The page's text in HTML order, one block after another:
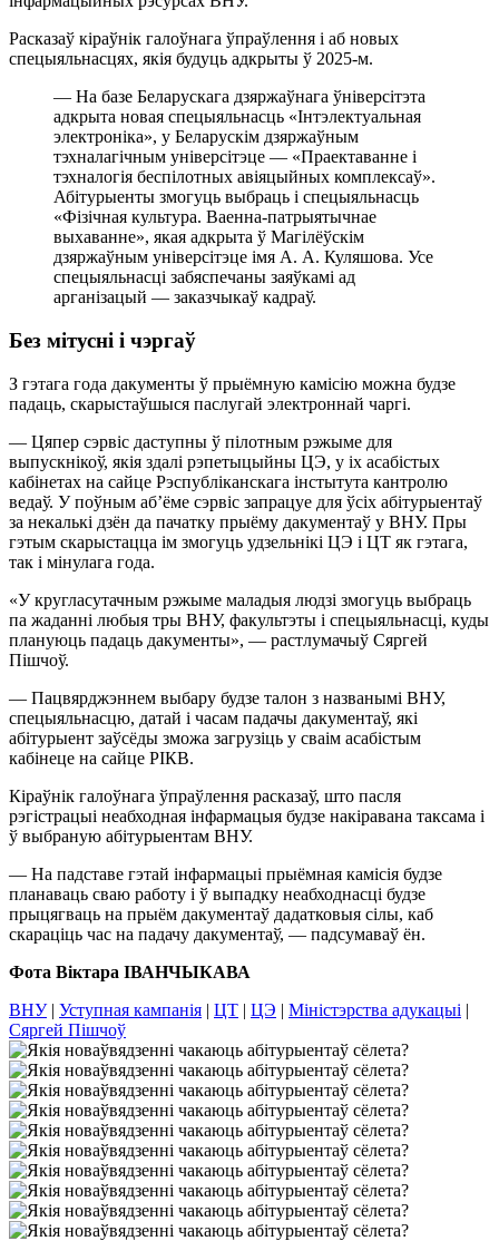
Расказаў кіраўнік галоўнага ўпраўлення і аб новых
спецыяльнасцях, якія будуць адкрыты ў 2025-м.
— На базе Беларускага дзяржаўнага ўніверсітэта
адкрыта новая спецыяльнасць «Інтэлектуальная
электроніка», у Беларускім дзяржаўным
тэхналагічным універсітэце — «Праектаванне і
тэхналогія беспілотных авіяцыйных комплексаў».
Абітурыенты змогуць выбраць і спецыяльнасць
«Фізічная культура. Ваенна-патрыятычнае
выхаванне», якая адкрыта ў Магілёўскім
дзяржаўным універсітэце імя А. А. Куляшова. Усе
спецыяльнасці забяспечаны заяўкамі ад
арганізацый — заказчыкаў кадраў.
Без мітусні і чэргаў
З гэтага года дакументы ў прыёмную камісію можна будзе
падаць, скарыстаўшыся паслугай электроннай чаргі.
— Цяпер сэрвіс даступны ў пілотным рэжыме для
выпускнікоў, якія здалі рэпетыцыйны ЦЭ, у іх асабістых
кабінетах на сайце Рэспубліканскага інстытута кантролю
ведаў. У поўным аб’ёме сэрвіс запрацуе для ўсіх абітурыентаў
за некалькі дзён да пачатку прыёму дакументаў у ВНУ. Пры
гэтым скарыстацца ім змогуць удзельнікі ЦЭ і ЦТ як гэтага,
так і мінулага года.
«У кругласутачным рэжыме маладыя людзі змогуць выбраць
па жаданні любыя тры ВНУ, факультэты і спецыяльнасці, куды
плануюць падаць дакументы», — растлумачыў Сяргей
Пішчоў.
— Пацвярджэннем выбару будзе талон з названымі ВНУ,
спецыяльнасцю, датай і часам падачы дакументаў, які
абітурыент заўсёды зможа загрузіць у сваім асабістым
кабінеце на сайце РІКВ.
Кіраўнік галоўнага ўпраўлення расказаў, што пасля
рэгістрацыі неабходная інфармацыя будзе накіравана таксама і
ў выбраную абітурыентам ВНУ.
— На падставе гэтай інфармацыі прыёмная камісія будзе
планаваць сваю работу і ў выпадку неабходнасці будзе
прыцягваць на прыём дакументаў дадатковыя сілы, каб
скараціць час на падачу дакументаў, — падсумаваў ён.
Фота Віктара ІВАНЧЫКАВА
ВНУ | Уступная кампанія | ЦТ | ЦЭ | Міністэрства адукацыі |
Сяргей Пішчоў